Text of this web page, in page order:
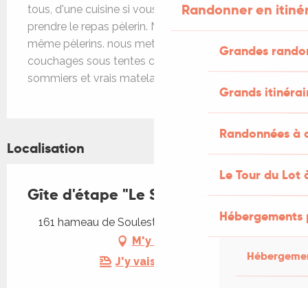
Randonner en
Grandes
Grands
Randonnées
Le Tour du Lot
tous, d'une cuisine si vous ne souhaitez pas
prendre le repas pèlerin. Nous sommes nous
même pèlerins. nous mettons aussi des
couchages sous tentes confortables ( vrais
sommiers et vrais matelas).
Localisation
Gîte d'étape "Le Sansouci"
161 hameau de Soulestrein, 46500 Issendolus
M'y rendre
J'y vais en train !